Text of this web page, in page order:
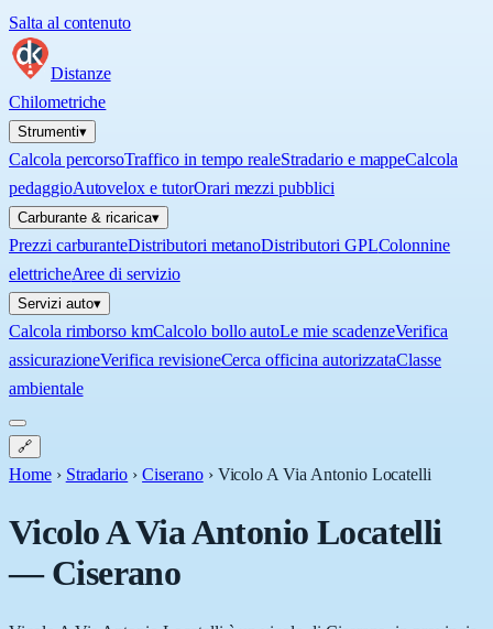
Salta al contenuto
Distanze
Chilometriche
Strumenti▾
Calcola percorsoTraffico in tempo realeStradario e mappeCalcola
pedaggioAutovelox e tutorOrari mezzi pubblici
Carburante & ricarica▾
Prezzi carburanteDistributori metanoDistributori GPLColonnine
elettricheAree di servizio
Servizi auto▾
Calcola rimborso kmCalcolo bollo autoLe mie scadenzeVerifica
assicurazioneVerifica revisioneCerca officina autorizzataClasse
ambientale
🔗
Home › Stradario › Ciserano › Vicolo A Via Antonio Locatelli
Vicolo A Via Antonio Locatelli
—Ciserano